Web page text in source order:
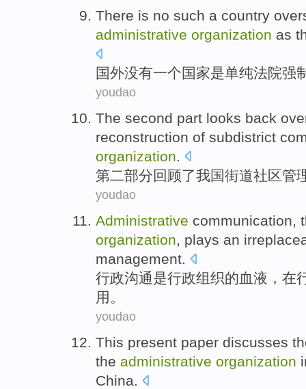
There is no such a country
administrative organization as
国外没有一个国家是单纯法院强
youdao
The second part looks back
reconstruction of subdistrict
organization.
第二部分回顾了我国街道社区管
youdao
Administrative communication,
organization, plays an
management.
行政沟通是行政组织的血液 ， 在
用 。
youdao
This present paper discusses
the administrative organization
China.